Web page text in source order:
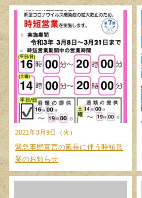
2021年3月9日（火）
緊急事態宣言の延長に伴う時短営
業のお知らせ